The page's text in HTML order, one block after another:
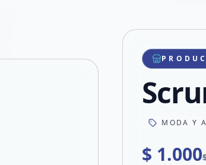
COMPLETA
Compartir producto
Compartir por WhatsApp
Compartir por mail
Compartir en Facebook
MODA Y
$ 1.000